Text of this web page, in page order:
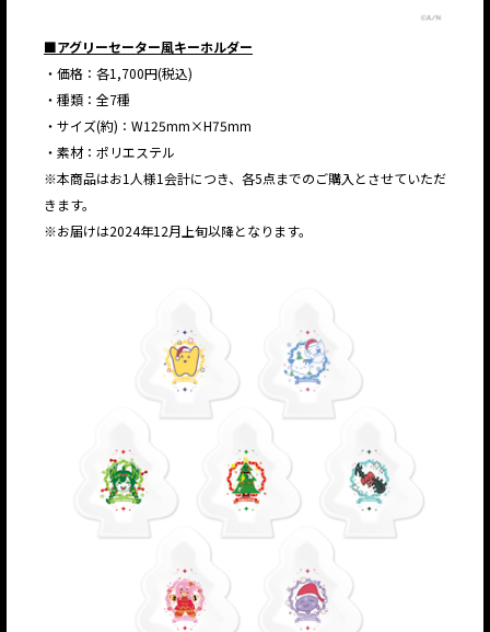
■アグリーセーター風キーホルダー
・価格：各1,700円(税込)
・種類：全7種
・サイズ(約)：W125mm×H75mm
・素材：ポリエステル
※本商品はお1人様1会計につき、各5点までのご購入とさせていただ
きます。
※お届けは2024年12月上旬以降となります。